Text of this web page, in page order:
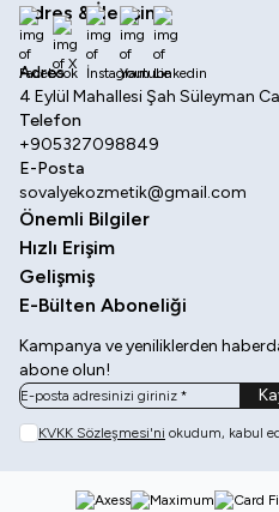
Adres & İletişim
Adres
4 Eylül Mahallesi Şah Süleyman
Telefon
+905327098849
E-Posta
sovalyekozmetik@gmail.com
Facebook
X İnstagram
Youtube
Önemli Bilgiler
Hızlı Erişim
Gelişmiş
E-Bülten Aboneliği
Kampanya ve yeniliklerden
abone olun!
KVKK Sözleşmesi'ni okudum, kabul